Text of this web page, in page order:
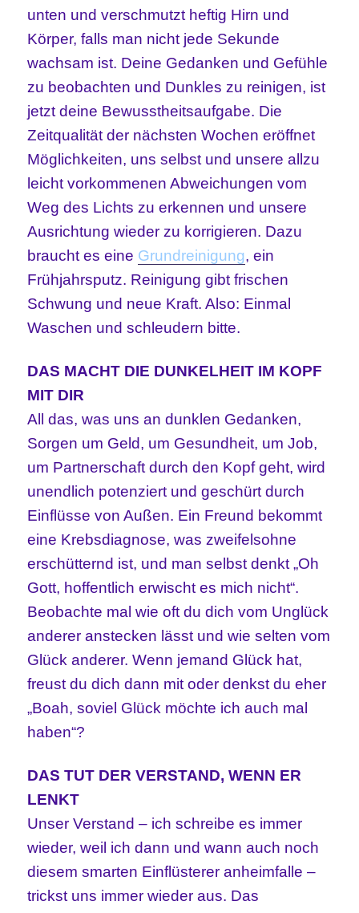
unten und verschmutzt heftig Hirn und
Körper, falls man nicht jede Sekunde
wachsam ist. Deine Gedanken und Gefühle
zu beobachten und Dunkles zu reinigen, ist
jetzt deine Bewusstheitsaufgabe. Die
Zeitqualität der nächsten Wochen eröffnet
Möglichkeiten, uns selbst und unsere allzu
leicht vorkommenen Abweichungen vom
Weg des Lichts zu erkennen und unsere
Ausrichtung wieder zu korrigieren. Dazu
braucht es eine Grundreinigung, ein
Frühjahrsputz. Reinigung gibt frischen
Schwung und neue Kraft. Also: Einmal
Waschen und schleudern bitte.
DAS MACHT DIE DUNKELHEIT IM KOPF
MIT DIR
All das, was uns an dunklen Gedanken,
Sorgen um Geld, um Gesundheit, um Job,
um Partnerschaft durch den Kopf geht, wird
unendlich potenziert und geschürt durch
Einflüsse von Außen. Ein Freund bekommt
eine Krebsdiagnose, was zweifelsohne
erschütternd ist, und man selbst denkt „Oh
Gott, hoffentlich erwischt es mich nicht“.
Beobachte mal wie oft du dich vom Unglück
anderer anstecken lässt und wie selten vom
Glück anderer. Wenn jemand Glück hat,
freust du dich dann mit oder denkst du eher
„Boah, soviel Glück möchte ich auch mal
haben“?
DAS TUT DER VERSTAND, WENN ER
LENKT
Unser Verstand – ich schreibe es immer
wieder, weil ich dann und wann auch noch
diesem smarten Einflüsterer anheimfalle –
trickst uns immer wieder aus. Das